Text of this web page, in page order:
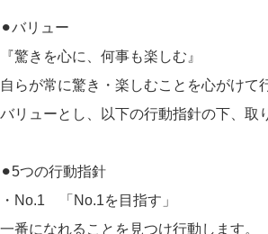
⚫︎バリュー
『驚きを心に、何事も楽しむ』
自らが常に驚き・楽しむことを心がけて
バリューとし、以下の行動指針の下、取
⚫︎5つの行動指針
・No.1 「No.1を目指す」
一番になれることを見つけ行動します。